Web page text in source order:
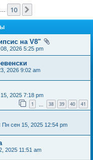
к
10
на V8"
2026 5:25 pm
2026 9:02 am
2025 7:18 pm
1 38 39 40 41
Пн сен 15, 2025 12:54 pm
2025 11:51 am